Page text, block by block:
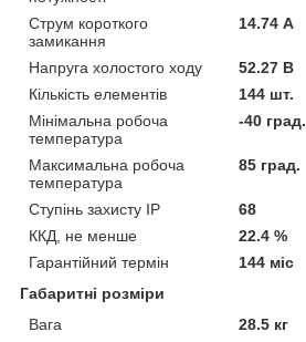
Струм короткого
замикання
14.74 А
Напруга холостого ходу
52.27 В
Кількість елементів
144 шт.
Мінімальна робоча
температура
-40 град.
Максимальна робоча
температура
85 град.
Ступінь захисту IP
68
ККД, не менше
22.4 %
Гарантійний термін
144 міс
Габаритні розміри
Вага
28.5 кг